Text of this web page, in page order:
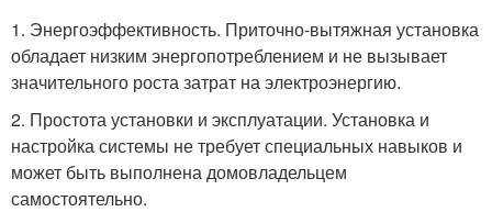
1. Энергоэффективность. Приточно-вытяжная установка
обладает низким энергопотреблением и не вызывает
значительного роста затрат на электроэнергию.
2. Простота установки и эксплуатации. Установка и
настройка системы не требует специальных навыков и
может быть выполнена домовладельцем
самостоятельно.